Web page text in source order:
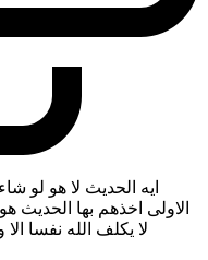
ايه الحديث لا هو لو
الاولى اخذهم بها الحديث
لا يكلف الله نفسا